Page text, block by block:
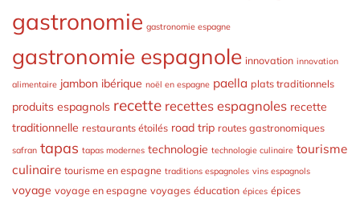
gastronomie gastronomie espagne
gastronomie espagnole innovation innovation
alimentaire jambon ibérique noël en espagne paella plats traditionnels
produits espagnols recette recettes espagnoles recette
traditionnelle restaurants étoilés road trip routes gastronomiques
safran tapas tapas modernes technologie technologie culinaire tourisme
culinaire tourisme en espagne traditions espagnoles vins espagnols
voyage voyage en espagne voyages éducation épices épices